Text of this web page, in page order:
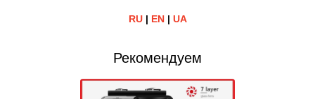
RU| EN| UA
Рекомендуем